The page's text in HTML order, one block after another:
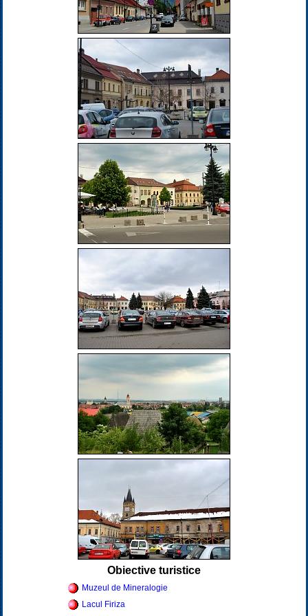
Obiective turistice
Muzeul de Mineralogie
Lacul Firiza